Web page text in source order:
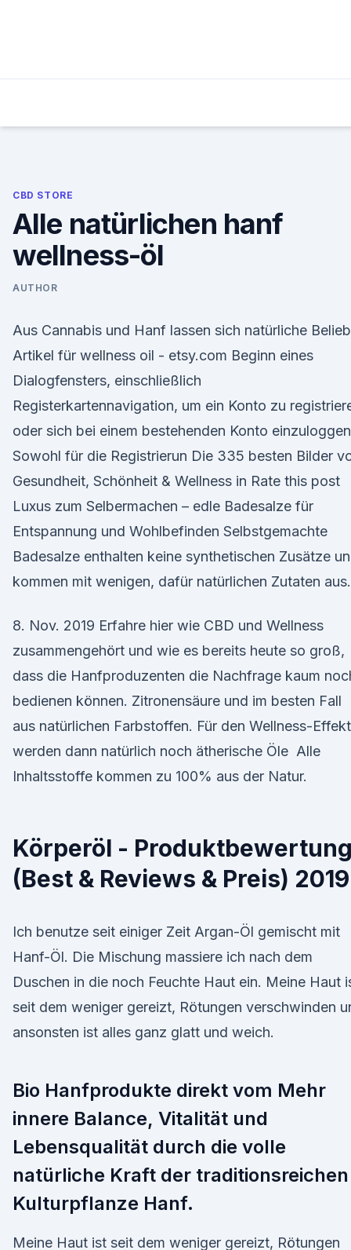
CBD STORE
Alle natürlichen hanf
wellness-öl
AUTHOR
Aus Cannabis und Hanf lassen sich natürliche
Artikel für wellness oil - etsy.com Beginn eines
Dialogfensters, einschließlich
Registerkartennavigation, um ein Konto zu
oder sich bei einem bestehenden Konto
Sowohl für die Registrierun Die 335 besten Bilder
Gesundheit, Schönheit & Wellness in Rate this post
Luxus zum Selbermachen – edle Badesalze für
Entspannung und Wohlbefinden Selbstgemachte
Badesalze enthalten keine synthetischen Zusätze
kommen mit wenigen, dafür natürlichen Zutaten aus.
8. Nov. 2019 Erfahre hier wie CBD und Wellness
zusammengehört und wie es bereits heute so groß,
dass die Hanfproduzenten die Nachfrage kaum
bedienen können. Zitronensäure und im besten Fall
aus natürlichen Farbstoffen. Für den Wellness-Effekt
werden dann natürlich noch ätherische Öle Alle
Inhaltsstoffe kommen zu 100% aus der Natur.
Körperöl - Produktbewertung
(Best & Reviews & Preis) 2019
Ich benutze seit einiger Zeit Argan-Öl gemischt mit
Hanf-Öl. Die Mischung massiere ich nach dem
Duschen in die noch Feuchte Haut ein. Meine Haut
seit dem weniger gereizt, Rötungen verschwinden
ansonsten ist alles ganz glatt und weich.
Bio Hanfprodukte direkt vom Mehr
innere Balance, Vitalität und
Lebensqualität durch die volle
natürliche Kraft der traditionsreichen
Kulturpflanze Hanf.
Meine Haut ist seit dem weniger gereizt, Rötungen